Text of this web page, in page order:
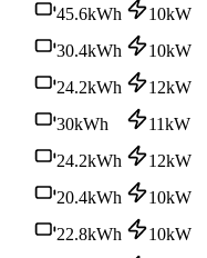
45.6kWh 10kW
30.4kWh 10kW
24.2kWh 12kW
30kWh 11kW
24.2kWh 12kW
20.4kWh 10kW
22.8kWh 10kW